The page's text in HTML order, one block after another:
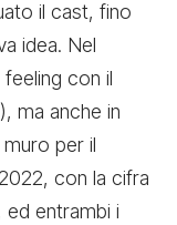
il cast, fino
idea. Nel
con il
ma anche in
per il
con la cifra
ed entrambi i